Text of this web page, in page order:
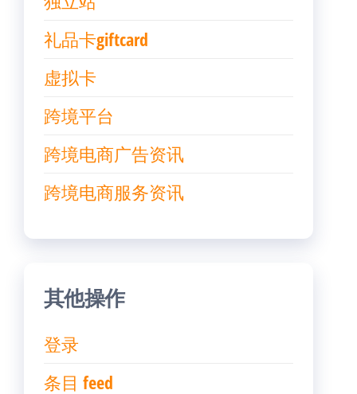
礼品卡giftcard
虚拟卡
跨境平台
跨境电商广告资讯
跨境电商服务资讯
其他操作
登录
条目 feed